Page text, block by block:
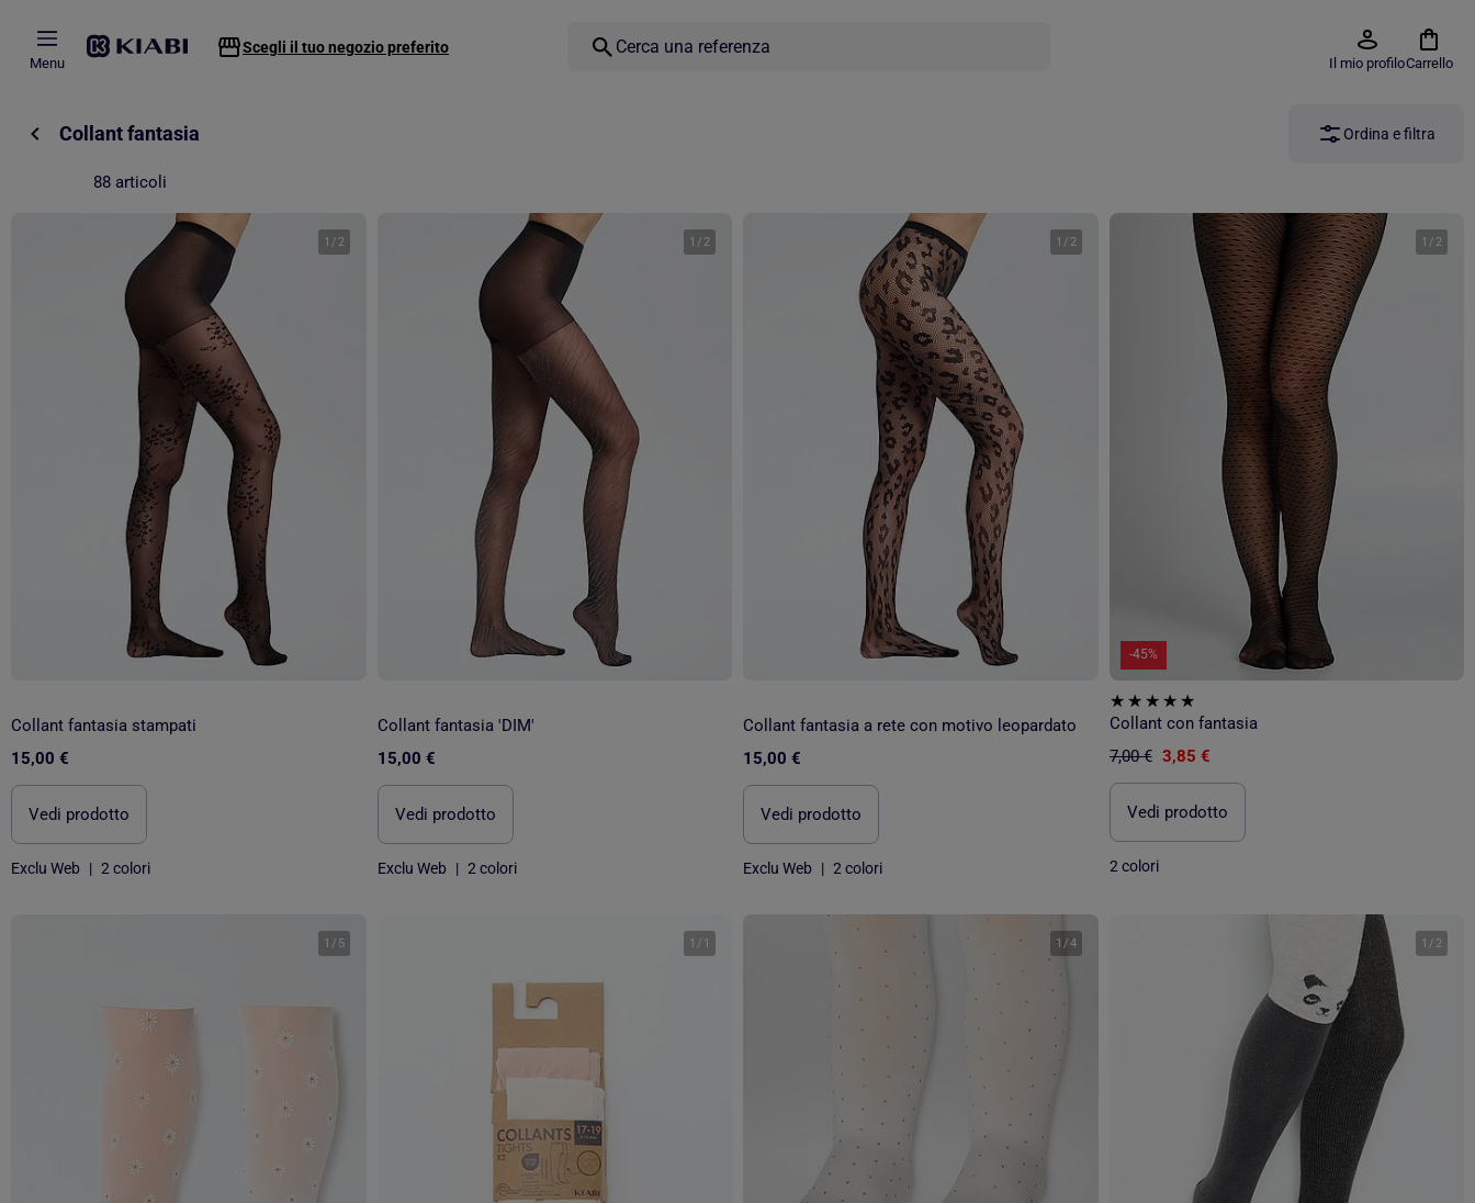
Menu
Scegli il tuo negozio preferito
Il mio profiloCarrello
Collant fantasia Ordina e filtra
88 articoli
1 / 2
Collant fantasia stampati
15,00 €
Vedi prodotto
Exclu Web | 2 colori
1 / 2
Collant fantasia 'DIM'
15,00 €
Vedi prodotto
Exclu Web | 2 colori
1 / 2
Collant fantasia a rete con motivo leopardato
15,00 €
Vedi prodotto
Exclu Web | 2 colori
1 / 2
-45%
Collant con fantasia
7,00 € 3,85 €
Vedi prodotto
2 colori
1 / 5 1 / 1 1 /4 1 / 2